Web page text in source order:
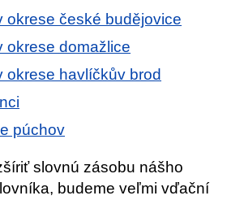
okrese české budějovice
okrese domažlice
okrese havlíčkův brod
púchov
slovnú zásobu nášho
budeme veľmi vďační